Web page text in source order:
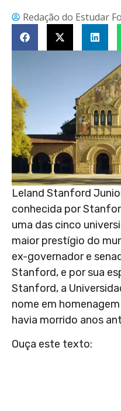
Redação do Estudar
Leland Stanford
conhecida por
uma das cinco
maior prestígio do
ex-governador e
Stanford, e por sua
Stanford, a
nome em
havia morrido anos
Ouça este texto: